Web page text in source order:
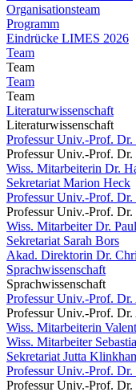
Organisationsteam
Programm
Eindrücke LIMES 2026
Team
Team
Team
Team
Literaturwissenschaft
Literaturwissenschaft
Professur Univ.-Prof.
Professur Univ.-Prof.
Wiss. Mitarbeiterin Dr.
Sekretariat Marion Heck
Professur Univ.-Prof.
Professur Univ.-Prof.
Wiss. Mitarbeiter Dr.
Sekretariat Sarah Bors
Akad. Direktorin Dr.
Sprachwissenschaft
Sprachwissenschaft
Professur Univ.-Prof.
Professur Univ.-Prof.
Wiss. Mitarbeiterin
Wiss. Mitarbeiter
Sekretariat Jutta
Professur Univ.-Prof.
Professur Univ.-Prof.